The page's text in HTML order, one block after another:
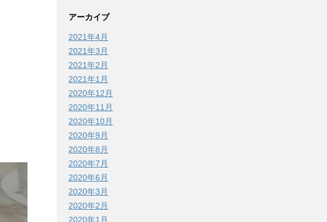
アーカイブ
2021年4月
2021年3月
2021年2月
2021年1月
2020年12月
2020年11月
2020年10月
2020年9月
2020年8月
2020年7月
2020年6月
2020年3月
2020年2月
2020年1月